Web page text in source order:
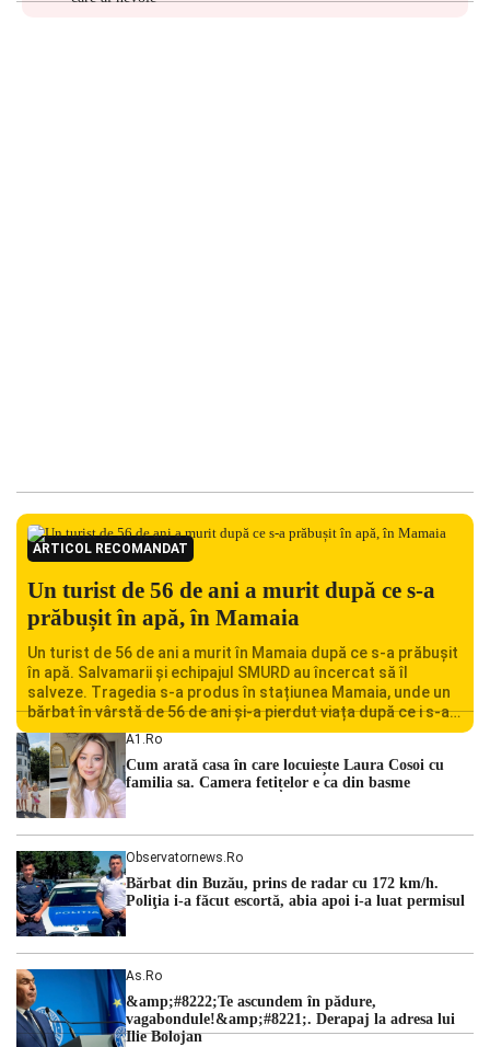
ARTICOL RECOMANDAT
Un turist de 56 de ani a murit după ce s-a
prăbușit în apă, în Mamaia
Un turist de 56 de ani a murit în Mamaia după ce s-a prăbușit
în apă. Salvamarii și echipajul SMURD au încercat să îl
salveze. Tragedia s-a produs în stațiunea Mamaia, unde un
bărbat în vârstă de 56 de ani și-a pierdut viața după ce i s-a
făcut rău în timp ce se afla în […]
A1.ro
Cum arată casa în care locuiește Laura Cosoi cu
familia sa. Camera fetițelor e ca din basme
Observatornews.ro
Bărbat din Buzău, prins de radar cu 172 km/h.
Poliţia i-a făcut escortă, abia apoi i-a luat permisul
As.ro
&amp;#8222;Te ascundem în pădure,
vagabondule!&amp;#8221;. Derapaj la adresa lui
Ilie Bolojan